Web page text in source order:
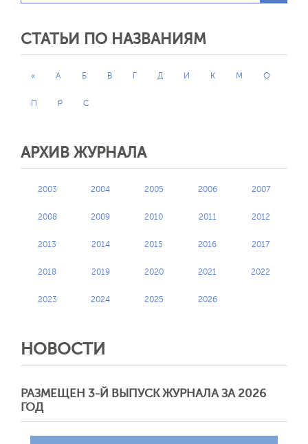
СТАТЬИ ПО НАЗВАНИЯМ
« А Б В Г Д И К М О
П Р С
АРХИВ ЖУРНАЛА
2003 2004 2005 2006 2007
2008 2009 2010 2011 2012
2013 2014 2015 2016 2017
2018 2019 2020 2021 2022
2023 2024 2025 2026
НОВОСТИ
РАЗМЕЩЕН 3-Й ВЫПУСК ЖУРНАЛА ЗА 2026
ГОД